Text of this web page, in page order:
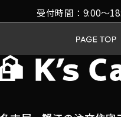
受付時間：9:00〜